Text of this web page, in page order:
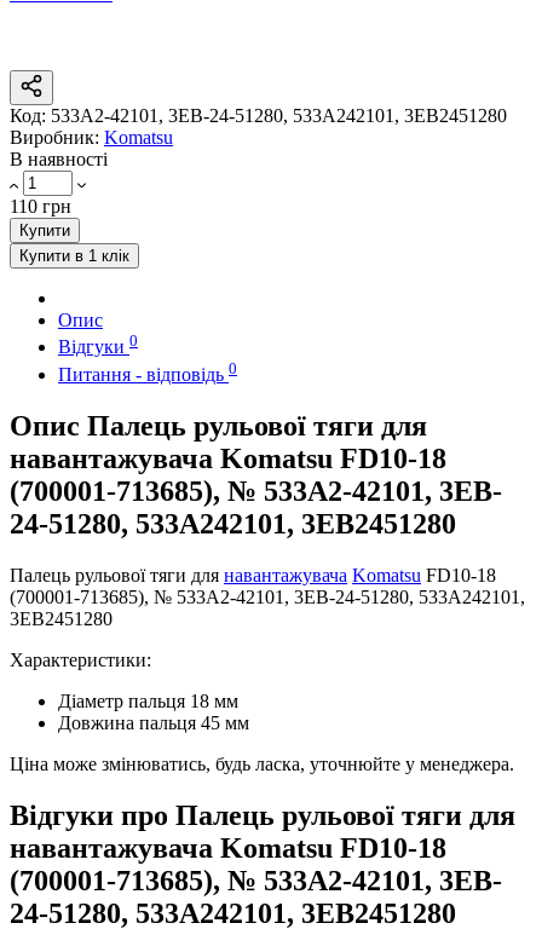
Код: 533A2-42101, 3EB-24-51280, 533A242101, 3EB2451280
Виробник: Komatsu
В наявності
110 грн
Купити
Купити в 1 клік
Опис
Відгуки 0
Питання - відповідь 0
Опис Палець рульової тяги для
навантажувача Komatsu FD10-18
(700001-713685), № 533A2-42101, 3EB-
24-51280, 533A242101, 3EB2451280
Палець рульової тяги для навантажувача Komatsu FD10-18
(700001-713685), № 533A2-42101, 3EB-24-51280, 533A242101,
3EB2451280
Характеристики:
Діаметр пальця 18 мм
Довжина пальця 45 мм
Ціна може змінюватись, будь ласка, уточнюйте у менеджера.
Відгуки про Палець рульової тяги для
навантажувача Komatsu FD10-18
(700001-713685), № 533A2-42101, 3EB-
24-51280, 533A242101, 3EB2451280